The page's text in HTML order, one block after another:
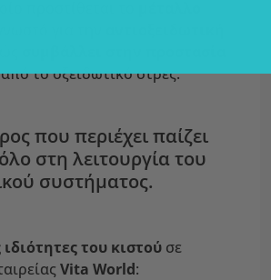
από το οξειδωτικό στρες.
που περιέχει παίζει
στη λειτουργία του
συστήματος.
του κιστού σε
Vita World: